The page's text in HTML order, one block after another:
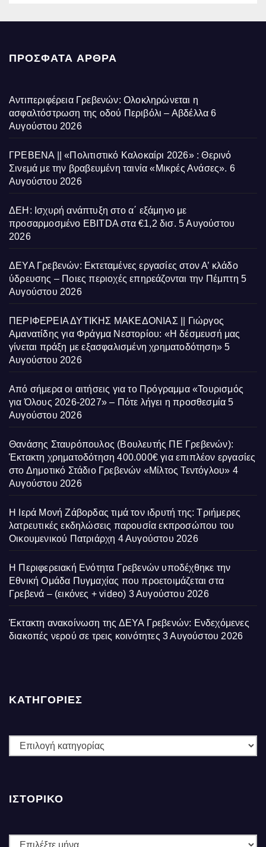
ΠΡΌΣΦΑΤΑ ΆΡΘΡΑ
Αντιπεριφέρεια Γρεβενών: Ολοκληρώνεται η
ασφαλτόστρωση της οδού Περιβόλι – Αβδέλλα 6
Αυγούστου 2026
ΓΡΕΒΕΝΑ || «Πολιτιστικό Καλοκαίρι 2026» : Θερινό
Σινεμά με την βραβευμένη ταινία «Μικρές Ανάσες». 6
Αυγούστου 2026
ΔΕΗ: Ισχυρή ανάπτυξη στο α΄ εξάμηνο με
προσαρμοσμένο EBITDA στα €1,2 δισ. 5 Αυγούστου
2026
ΔΕΥΑ Γρεβενών: Εκτεταμένες εργασίες στον Α’ κλάδο
ύδρευσης – Ποιες περιοχές επηρεάζονται την Πέμπτη 5
Αυγούστου 2026
ΠΕΡΙΦΕΡΕΙΑ ΔΥΤΙΚΗΣ ΜΑΚΕΔΟΝΙΑΣ || Γιώργος
Αμανατίδης για Φράγμα Νεστορίου: «Η δέσμευσή μας
γίνεται πράξη με εξασφαλισμένη χρηματοδότηση» 5
Αυγούστου 2026
Από σήμερα οι αιτήσεις για το Πρόγραμμα «Τουρισμός
για Όλους 2026-2027» – Πότε λήγει η προσθεσμία 5
Αυγούστου 2026
Θανάσης Σταυρόπουλος (Βουλευτής ΠΕ Γρεβενών):
Έκτακτη χρηματοδότηση 400.000€ για επιπλέον εργασίες
στο Δημοτικό Στάδιο Γρεβενών «Μίλτος Τεντόγλου» 4
Αυγούστου 2026
Η Ιερά Μονή Ζάβορδας τιμά τον ιδρυτή της: Τριήμερες
λατρευτικές εκδηλώσεις παρουσία εκπροσώπου του
Οικουμενικού Πατριάρχη 4 Αυγούστου 2026
Η Περιφερειακή Ενότητα Γρεβενών υποδέχθηκε την
Εθνική Ομάδα Πυγμαχίας που προετοιμάζεται στα
Γρεβενά – (εικόνες + video) 3 Αυγούστου 2026
Έκτακτη ανακοίνωση της ΔΕΥΑ Γρεβενών: Ενδεχόμενες
διακοπές νερού σε τρεις κοινότητες 3 Αυγούστου 2026
ΚΑΤΗΓΟΡΙΕΣ
ΚΑΤΗΓΟΡΙΕΣ
ΙΣΤΟΡΙΚΌ
Ιστορικό